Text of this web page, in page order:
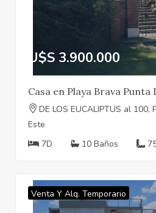
U$S 3.900.000
Casa en Playa Brava Punta
DE LOS EUCALIPTUS al
Este
7D
10 Baños
Venta Y Alq. Temporario